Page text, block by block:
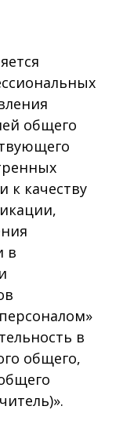
общего
качеству
в
в
общего,